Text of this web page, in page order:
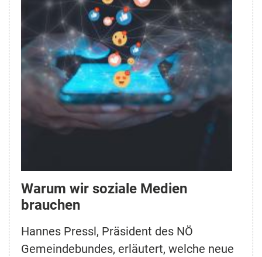
Warum wir soziale Medien
brauchen
Hannes Pressl, Präsident des NÖ
Gemeindebundes, erläutert, welche neue